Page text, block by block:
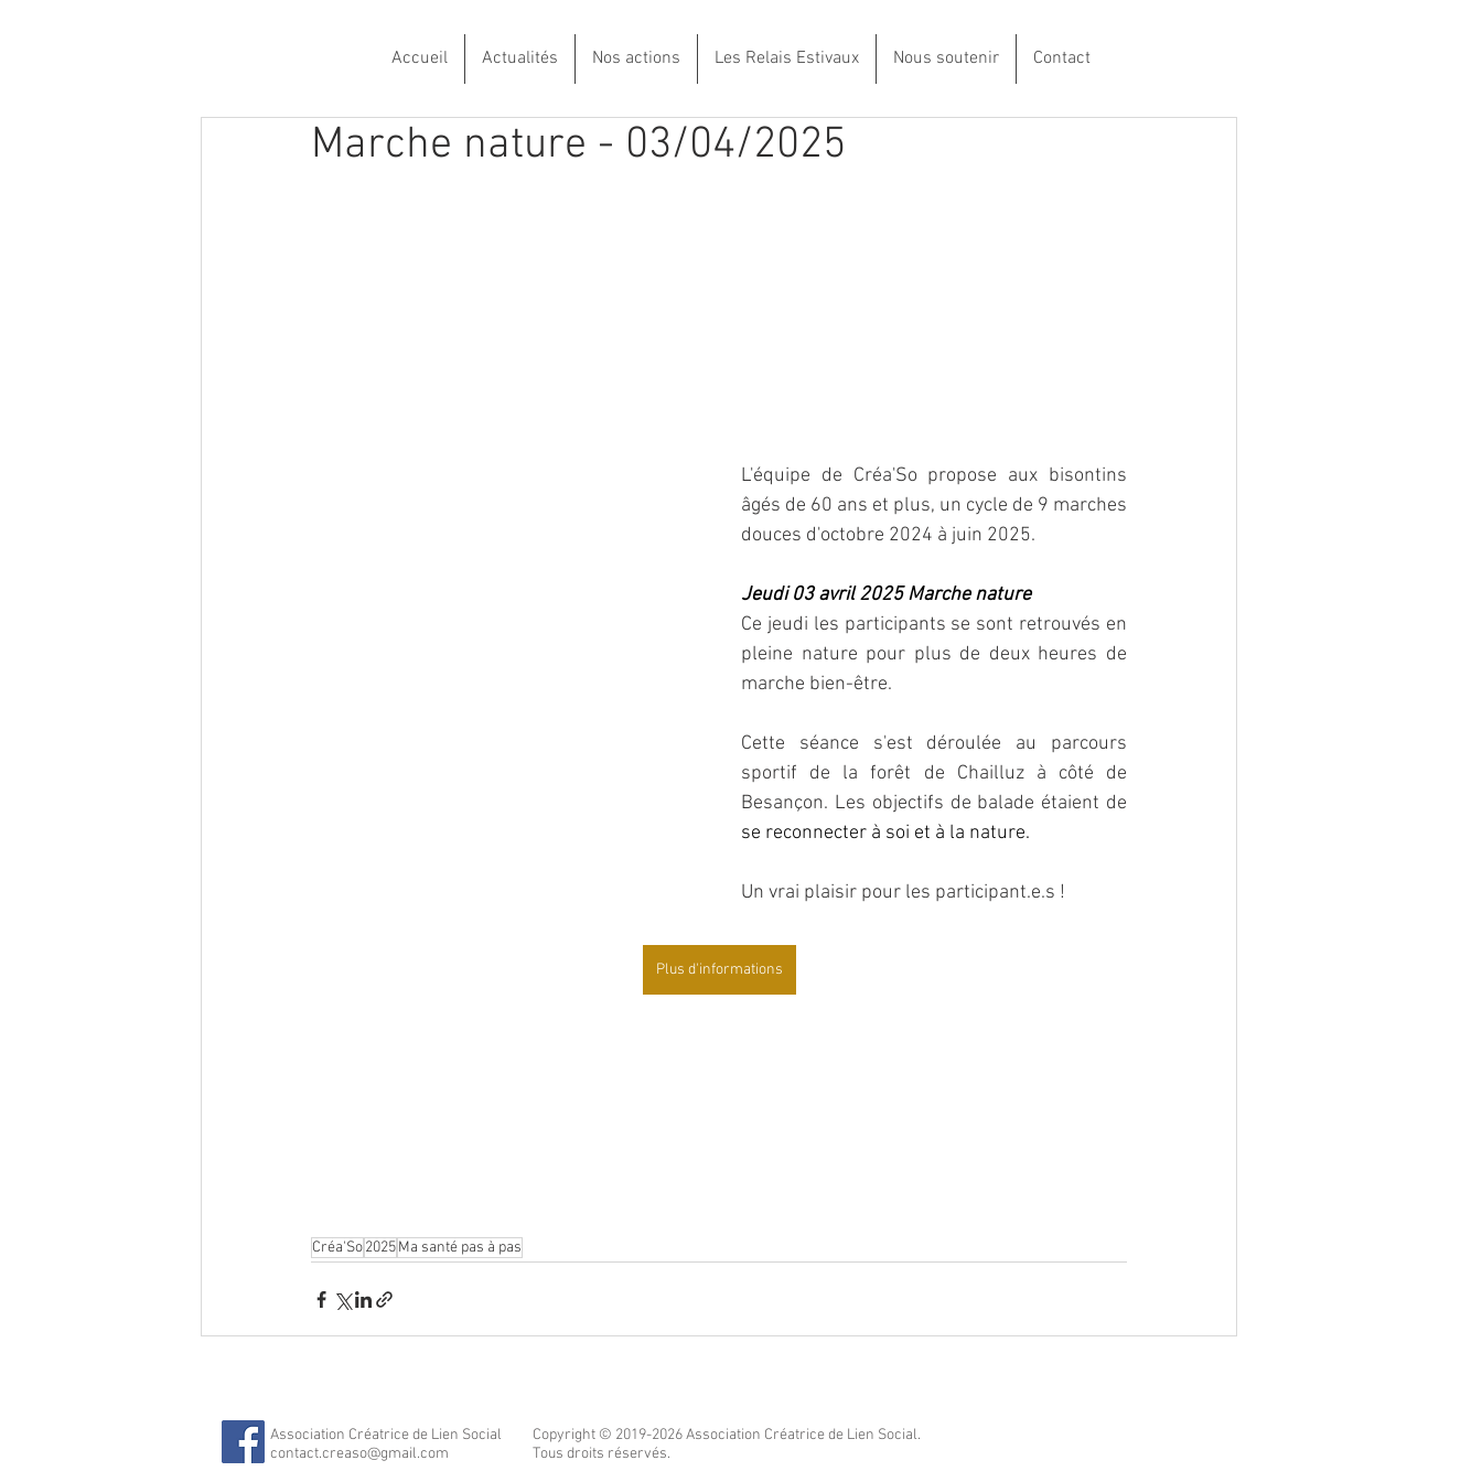
Accueil Actualités Nos actions Les Relais Estivaux Nous soutenir Contact
Marche nature - 03/04/2025
L'équipe de Créa'So propose aux bisontins
âgés de 60 ans et plus, un cycle de 9 marches
douces d'octobre 2024 à juin 2025.
Jeudi 03 avril 2025 Marche nature
Ce jeudi les participants se sont retrouvés en
pleine nature pour plus de deux heures de
marche bien-être.
Cette séance s'est déroulée au parcours
sportif de la forêt de Chailluz à côté de
Besançon. Les objectifs de balade étaient de
se reconnecter à soi et à la nature.
Un vrai plaisir pour les participant.e.s !
Plus d'informations
Créa'So2025Ma santé pas à pas
Association Créatrice de Lien Social
contact.creaso@gmail.com
Copyright © 2019-2026 Association Créatrice de Lien Social.
Tous droits réservés.